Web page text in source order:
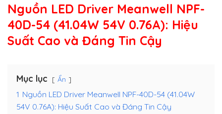
Nguồn LED Driver Meanwell NPF-
40D-54 (41.04W 54V 0.76A): Hiệu
Suất Cao và Đáng Tin Cậy
Mục lục Ẩn
1 Nguồn LED Driver Meanwell NPF-40D-54 (41.04W
54V 0.76A): Hiệu Suất Cao và Đáng Tin Cậy